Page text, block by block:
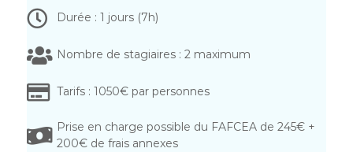
Durée : 1 jours (7h)
Nombre de stagiaires : 2 maximum
Tarifs : 1050€ par personnes
Prise en charge possible du FAFCEA de 245€ +
200€ de frais annexes